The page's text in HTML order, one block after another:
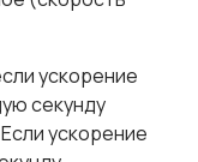
ускорение
секунду
ускорение